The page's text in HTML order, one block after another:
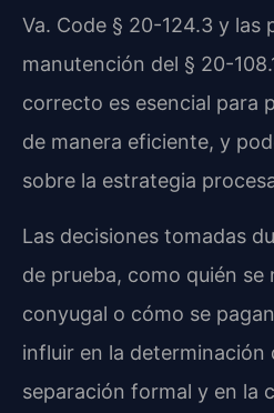
Va. Code § 20-124.3 y las
manutención del § 20-
correcto es esencial para
de manera eficiente, y
sobre la estrategia
Las decisiones tomadas
de prueba, como quién se
conyugal o cómo se
influir en la determinación
separación formal y en la